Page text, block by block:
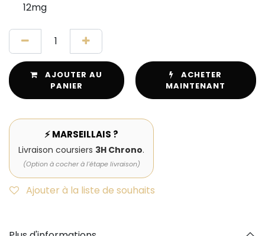
12mg
AJOUTER AU
PANIER
ACHETER
MAINTENANT
⚡ MARSEILLAIS ?
Livraison coursiers 3H Chrono.
(Option à cocher à l'étape livraison)
Ajouter à la liste de souhaits